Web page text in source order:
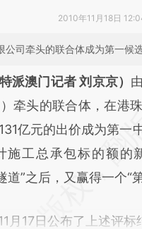
2010年11月18日
公司牵头的联合体成为第一候
开头增加这段话
j6ulCJJT](https://
存在偏差。不代表财
派澳门记者 刘京京）
）牵头的联合体，在港
亿元的出价成为第一
施工总承包标的额的
道”之后，又赢得一个“
17日公布了上述评标